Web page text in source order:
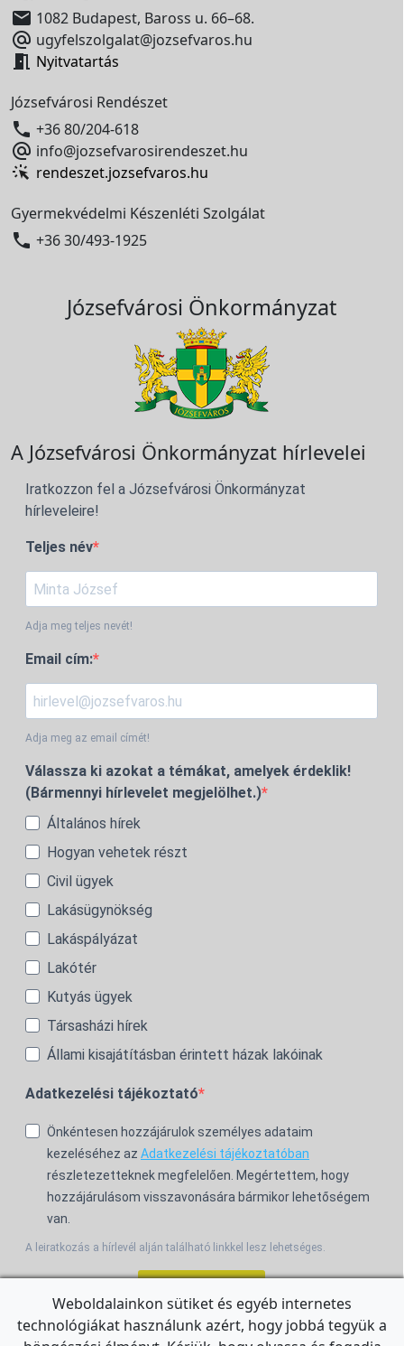
 1082 Budapest, Baross u. 66–68.
 ugyfelszolgalat@jozsefvaros.hu
 Nyitvatartás
Józsefvárosi Rendészet
 +36 80/204-618
 info@jozsefvarosirendeszet.hu
rendeszet.jozsefvaros.hu
Gyermekvédelmi Készenléti Szolgálat
 +36 30/493-1925
Józsefvárosi Önkormányzat
A Józsefvárosi Önkormányzat hírlevelei
Iratkozzon fel a Józsefvárosi Önkormányzat
hírleveleire!
Teljes név
Adja meg teljes nevét!
Email cím:
Adja meg az email címét!
Válassza ki azokat a témákat, amelyek érdeklik!
(Bármennyi hírlevelet megjelölhet.)
Általános hírek
Hogyan vehetek részt
Civil ügyek
Lakásügynökség
Lakáspályázat
Lakótér
Kutyás ügyek
Társasházi hírek
Állami kisajátításban érintett házak lakóinak
Adatkezelési tájékoztató
Önkéntesen hozzájárulok személyes adataim
kezeléséhez az Adatkezelési tájékoztatóban
részletezetteknek megfelelően. Megértettem, hogy
hozzájárulásom visszavonására bármikor lehetőségem
van.
A leiratkozás a hírlevél alján található linkkel lesz lehetséges.
For the English Newsletter, clickHERE.
Weboldalainkon sütiket és egyéb internetes
technológiákat használunk azért, hogy jobbá tegyük a